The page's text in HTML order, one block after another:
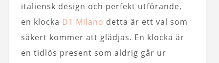
italiensk design och perfekt utförande,
en klocka D1 Milano detta är ett val som
säkert kommer att glädjas. En klocka är
en tidlös present som aldrig går ur